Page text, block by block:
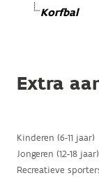
Korfbal
Extra
Kinderen (6-11 jaar)
Jongeren (12-18 jaar)
Recreatieve